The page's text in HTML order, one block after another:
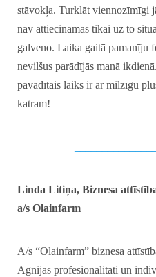
stāvokļa. Turklāt viennozīmīgi
nav attiecināmas tikai uz to
galveno. Laika gaitā pamanīju
nevilšus parādījās manā
pavadītais laiks ir ar milzīgu
katram!
Linda Litiņa, Biznesa
a/s Olainfarm
A/s “Olainfarm” biznesa
Agnijas profesionalitāti un